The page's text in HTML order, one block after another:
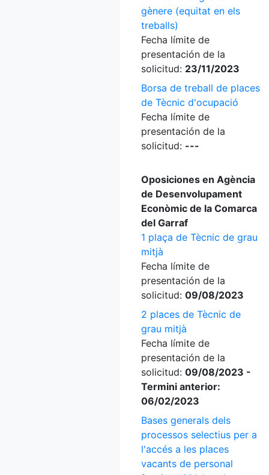
gènere (equitat en els
treballs)
Fecha límite de
presentación de la
solicitud: 23/11/2023
Borsa de treball de places
de Tècnic d'ocupació
Fecha límite de
presentación de la
solicitud: ---
Oposiciones en Agència
de Desenvolupament
Econòmic de la Comarca
del Garraf
1 plaça de Tècnic de grau
mitjà
Fecha límite de
presentación de la
solicitud: 09/08/2023
2 places de Tècnic de
grau mitjà
Fecha límite de
presentación de la
solicitud: 09/08/2023 -
Termini anterior:
06/02/2023
Bases generals dels
processos selectius per a
l'accés a les places
vacants de personal